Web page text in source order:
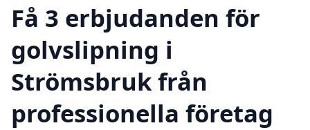
Få 3 erbjudanden för
golvslipning i
Strömsbruk från
professionella företag